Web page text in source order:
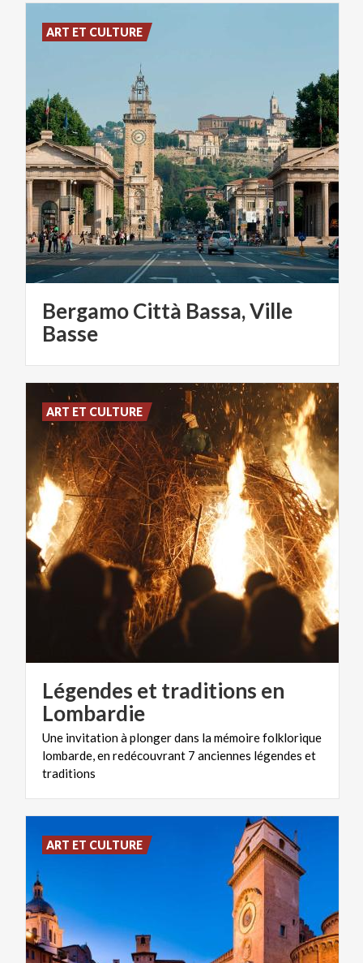
Bergamo Città Bassa, Ville
Basse
ART ET CULTURE
Légendes et traditions en
Lombardie
Une invitation à plonger dans la mémoire folklorique
lombarde, en redécouvrant 7 anciennes légendes et
traditions
ART ET CULTURE
ART ET CULTURE